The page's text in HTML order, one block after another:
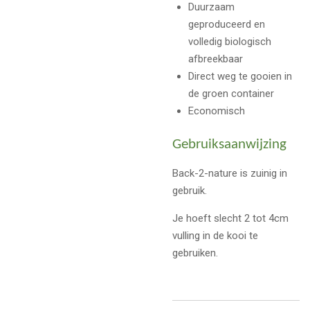
Duurzaam
geproduceerd en
volledig biologisch
afbreekbaar
Direct weg te gooien in
de groen container
Economisch
Gebruiksaanwijzing
Back-2-nature is zuinig in
gebruik.
Je hoeft slecht 2 tot 4cm
vulling in de kooi te
gebruiken.